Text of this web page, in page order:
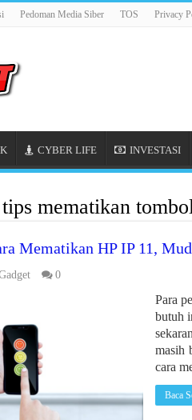
Pedoman Media Siber TOS Privacy
CYBER LIFE INVESTASI
tips mematikan
Mematikan HP IP 11,
0
Para
butuh
masih
cara
Baca